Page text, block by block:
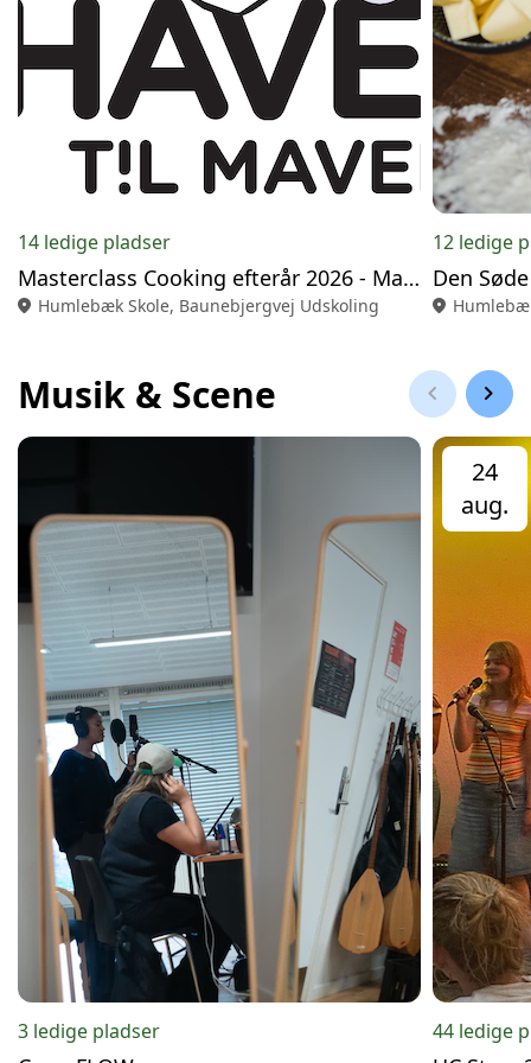
14 ledige pladser
Masterclass Cooking efterår 2026 - Madlavning
location_on Humlebæk Skole, Baunebjergvej Udskoling
12 ledige
location_on
Musik & Scene chevron_left chevron_right
3 ledige pladser
24
aug.
44 ledige